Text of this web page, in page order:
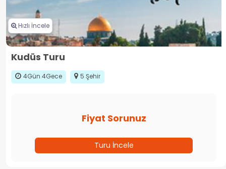
Hızlı İncele
Kudüs Turu
4Gün 4Gece 5 Şehir
Fiyat Sorunuz
Turu İncele